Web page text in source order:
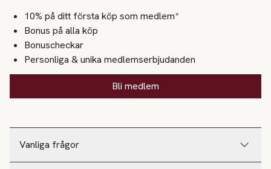
Vanliga frågor
10% på ditt första köp som medlem*
Bonus på alla köp
Bonuscheckar
Personliga & unika medlemserbjudanden
Bli medlem